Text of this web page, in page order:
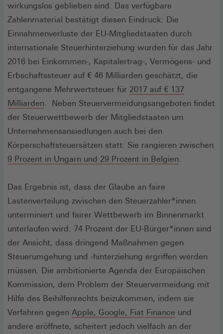
wirkungslos geblieben sind. Das verfügbare
Zahlenmaterial bestätigt diesen Eindruck: Die
Einnahmenverluste der EU-Mitgliedstaaten durch
internationale Steuerhinterziehung wurden für das Jahr
2016 bei Einkommen-, Kapitalertrag-, Vermögens- und
Erbschaftssteuer auf € 46 Milliarden geschätzt, die
entgangene Mehrwertsteuer für 2017 auf € 137
Milliarden (Öffnet
in
einem
neuen
Fenster)
. Neben Steuervermeidungsangeboten findet
der Steuerwettbewerb der Mitgliedstaaten um
Unternehmensansiedlungen auch bei den
Körperschaftsteuersätzen statt: Sie rangieren zwischen
9 Prozent in Ungarn und 29 Prozent in Belgien
neuen
Fenster)
Das Ergebnis ist, dass der Glaube an faire
Lastenverteilung zwischen den Steuerzahler*innen
unterminiert und fairer Wettbewerb im Binnenmarkt
unterlaufen wird. 74 Prozent der EU-Bürger*innen sind
der Ansicht, dass dringend Maßnahmen gegen
Steuerumgehung und -hinterziehung ergriffen werden
müssen. Die ambitionierte Agenda der Europäischen
Kommission, dem Problem der Steuervermeidung mit
Hilfe des Beihilfenrechts beizukommen, indem sie
Verfahren gegen Apple, Google, Fiat Finance (Öffnet
in
und
andere eröffnete, scheitert jedoch vielfach an der